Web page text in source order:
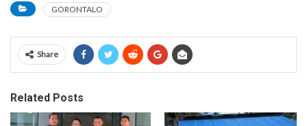
GORONTALO
Share
Related Posts